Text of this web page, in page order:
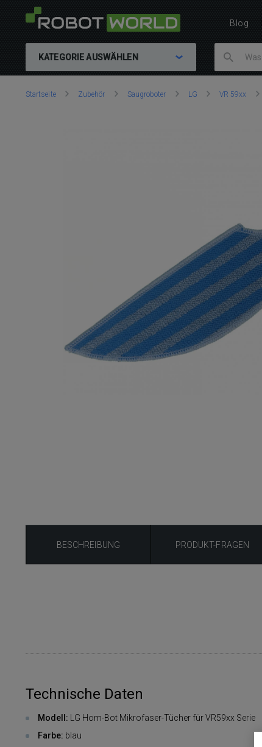
KATEGORIE AUSWÄHLEN
Sie
Startseite Zubehör Saugroboter LG VR 59xx
BESCHREIBUNG PRODUKT-FRAGEN
Technische Daten
Modell: LG Hom-Bot Mikrofaser-Tücher für VR59xx Serie
Farbe: blau
Blog